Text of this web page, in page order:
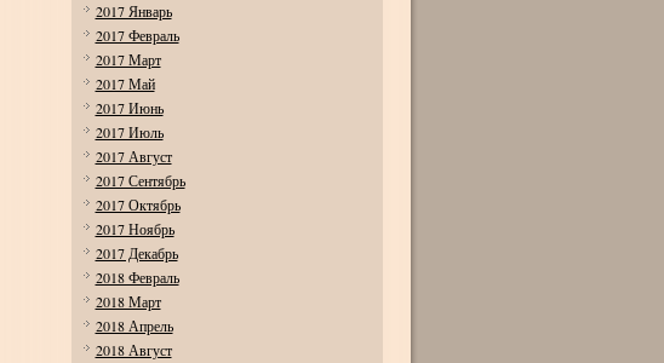
2017 Январь
2017 Февраль
2017 Март
2017 Май
2017 Июнь
2017 Июль
2017 Август
2017 Сентябрь
2017 Октябрь
2017 Ноябрь
2017 Декабрь
2018 Февраль
2018 Март
2018 Апрель
2018 Август